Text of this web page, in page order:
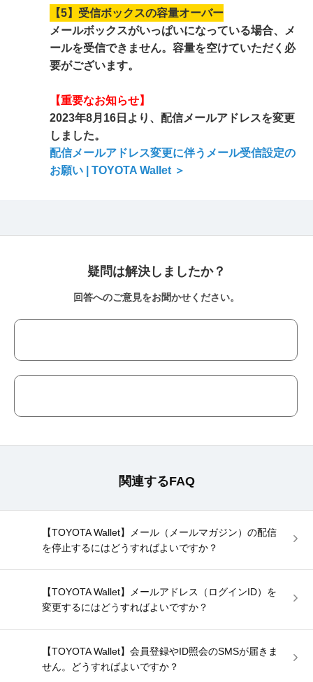
【5】受信ボックスの容量オーバー
メールボックスがいっぱいになっている場合、メ
ールを受信できません。容量を空けていただく必
要がございます。
【重要なお知らせ】
2023年8月16日より、配信メールアドレスを変更
しました。
配信メールアドレス変更に伴うメール受信設定の
お願い | TOYOTA Wallet ＞
疑問は解決しましたか？
回答へのご意見をお聞かせください。
関連するFAQ
【TOYOTA Wallet】メール（メールマガジン）の配信
を停止するにはどうすればよいですか？
【TOYOTA Wallet】メールアドレス（ログインID）を
変更するにはどうすればよいですか？
【TOYOTA Wallet】会員登録やID照会のSMSが届きま
せん。どうすればよいですか？